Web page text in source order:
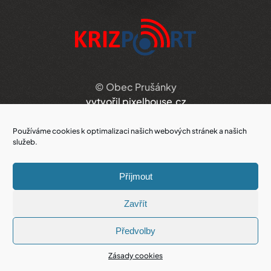
Používáme cookies k optimalizaci našich webových stránek a našich
služeb.
Příjmout
Zavřít
Předvolby
Zásady cookies
© Obec Prušánky
vytvořil pixelhouse.cz
Doručovací adresa
Obecní úřad Prušánky
Hlavní 100, 696 21 Prušánky